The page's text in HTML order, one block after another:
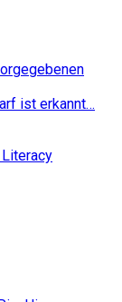
ist erkannt…